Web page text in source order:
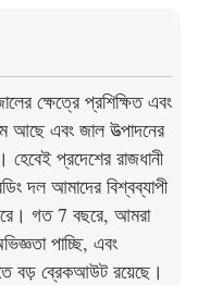
ক্ষেত্রে প্রশিক্ষিত এবং
আছে এবং জাল উত্পাদনের
প্রদেশের রাজধানী
দল আমাদের বিশ্বব্যাপী
গত 7 বছরে, আমরা
পাচ্ছি, এবং
বড় ব্রেকআউট রয়েছে।